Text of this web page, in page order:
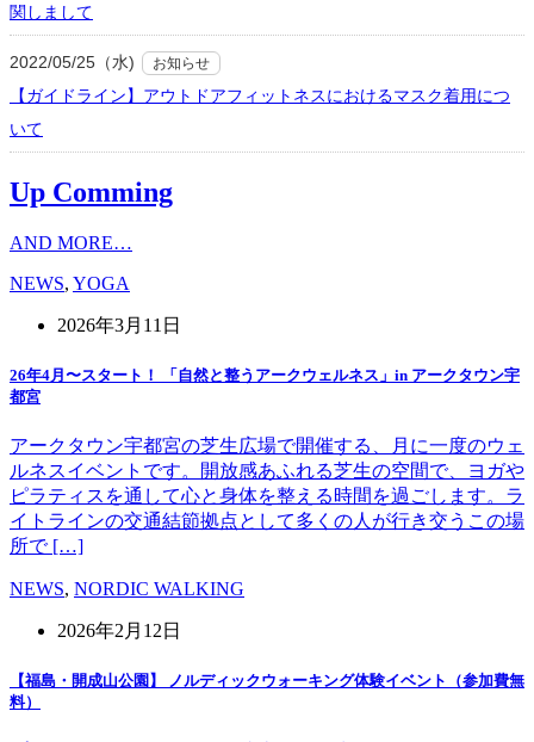
関しまして
2022/05/25（水) お知らせ
【ガイドライン】アウトドアフィットネスにおけるマスク着用につ
いて
Up Comming
AND MORE…
NEWS, YOGA
2026年3月11日
26年4月〜スタート！ 「自然と整うアークウェルネス」in アークタウン宇
都宮
アークタウン宇都宮の芝生広場で開催する、月に一度のウェ
ルネスイベントです。開放感あふれる芝生の空間で、ヨガや
ピラティスを通して心と身体を整える時間を過ごします。ラ
イトラインの交通結節拠点として多くの人が行き交うこの場
所で […]
NEWS, NORDIC WALKING
2026年2月12日
【福島・開成山公園】 ノルディックウォーキング体験イベント（参加費無
料）